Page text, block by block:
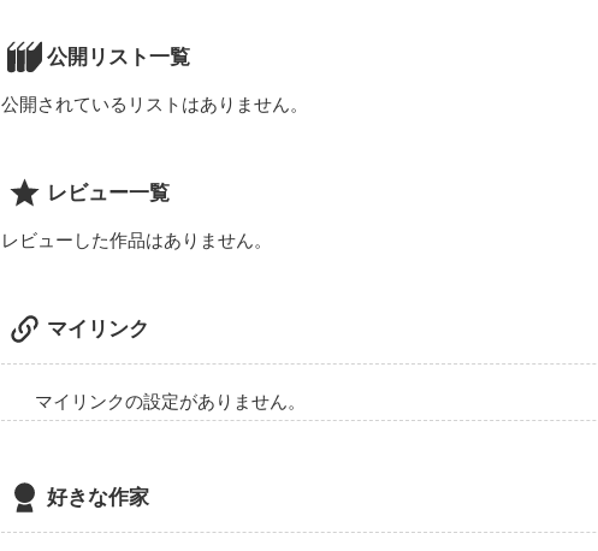
公開リスト一覧
公開されているリストはありません。
レビュー一覧
レビューした作品はありません。
マイリンク
マイリンクの設定がありません。
好きな作家